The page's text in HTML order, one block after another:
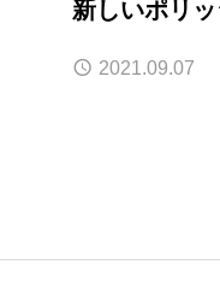
新しいポリ
2021.09.07